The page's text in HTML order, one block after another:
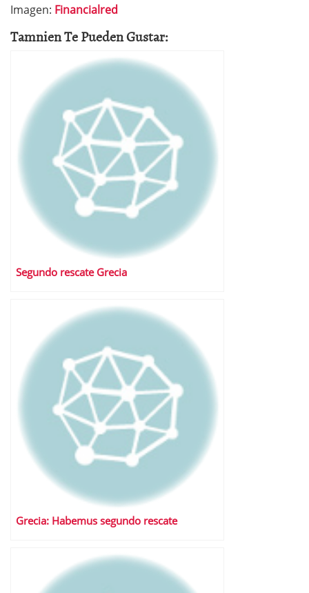
Imagen: Financialred
Tamnien Te Pueden Gustar:
Segundo rescate Grecia
Grecia: Habemus segundo rescate